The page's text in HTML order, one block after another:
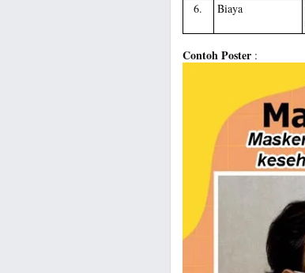
6.
Biaya
Contoh Poster: